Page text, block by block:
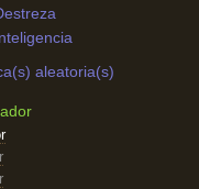
aleatoria(s)